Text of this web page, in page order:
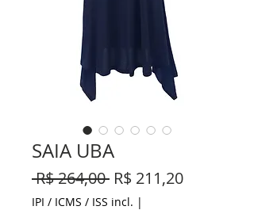
SAIA UBA
R$ 264,00 Preço
normal
R$ 211,20Preço
IPI / ICMS / ISS incl. |